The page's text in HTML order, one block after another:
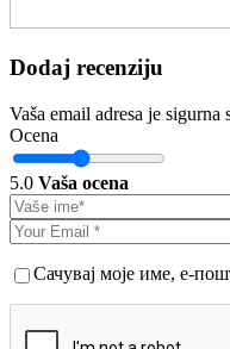
Dodaj recenziju
Vaša email adresa je sigurna
Ocena
5.0 Vaša ocena
Сачувај моје име, е-